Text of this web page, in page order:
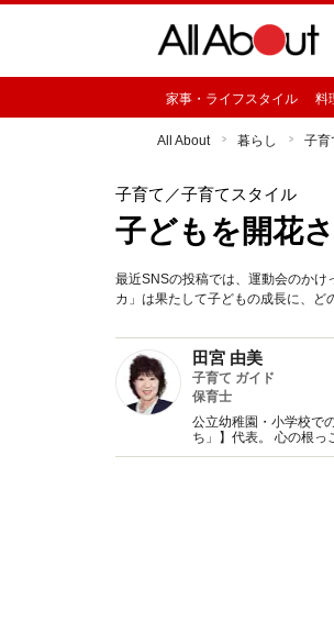
家事・ライフスタイル 料
All About 暮らし 子育
子育て ／子育てスタイル
子どもを開花
最近SNSの投稿では、運動会のか
カ」は果たして子どもの成長に、ど
田宮 由美
子育て ガイド
保育士
公立幼稚園・小学校で
ち」】代表。 心の根っ
執筆、講演、教育機関